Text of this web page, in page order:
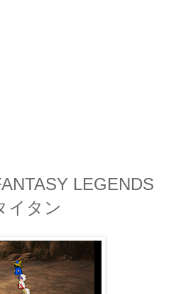
LEGENDS
イタン